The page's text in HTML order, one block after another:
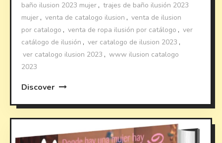
baño ilusion 2023 mujer , trajes de baño ilusión 2023
mujer , venta de catalogo ilusion , venta de ilusion
por catalogo , venta de ropa ilusión por catálogo , ver
catálogo de ilusión , ver catalogo de ilusion 2023 ,
ver catalogo ilusion 2023 , www ilusion catalogo
2023
Discover